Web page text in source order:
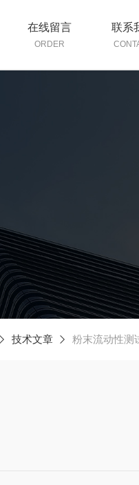
在线留言
ORDER
联系
技术文章 粉末流动性测